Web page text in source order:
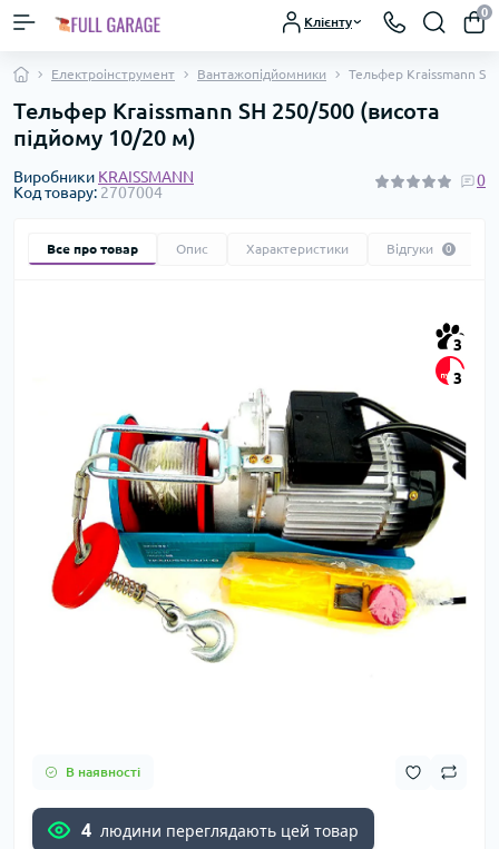
Клієнту
0
Електроінструмент Вантажопідйомники Тельфер Kraissmann
Тельфер Kraissmann SH 250/500 (висота
підйому 10/20 м)
Виробники KRAISSMANN
Код товару: 2707004
0
Все про товар Опис Характеристики Відгуки 0
3
3
В наявності
4 людини переглядають цей товар